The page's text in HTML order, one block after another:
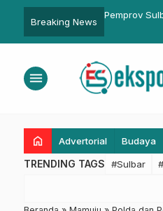
Breaking News
Pangan Bergizi untuk
dan Ibu Hamil di Polman
Dari
menu
home Advertorial Budaya
TRENDING TAGS #Sulbar